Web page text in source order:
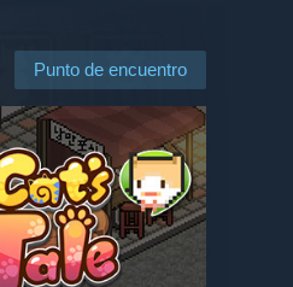
Punto de encuentro